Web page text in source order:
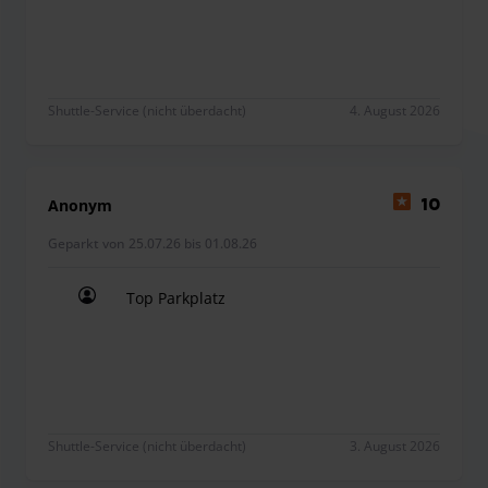
Shuttle-Service (nicht überdacht) 4. August 2026
Anonym 10
Geparkt von 25.07.26 bis 01.08.26
Top Parkplatz
Shuttle-Service (nicht überdacht) 3. August 2026